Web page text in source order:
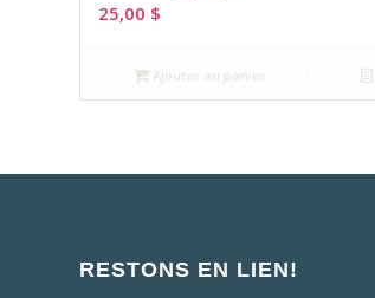
25,00 $
Ajouter au panier
RESTONS EN LIEN!